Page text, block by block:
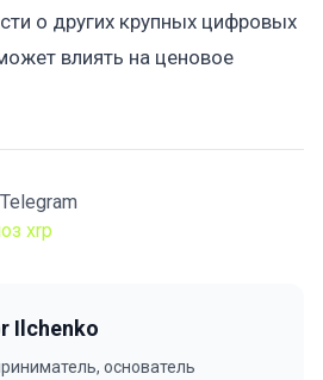
о других крупных цифровых
влиять на ценовое
Telegram
xrp
Ilchenko
основатель